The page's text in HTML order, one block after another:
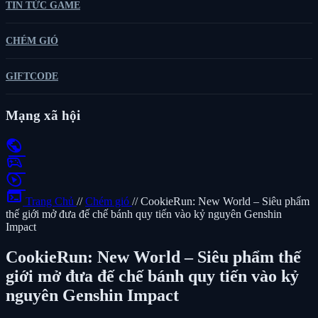
TIN TỨC GAME
CHÉM GIÓ
GIFTCODE
Mạng xã hội
public
sports_esports
play_circle
terminal Trang Chủ // Chém gió // CookieRun: New World – Siêu phẩm
thế giới mở đưa đế chế bánh quy tiến vào kỷ nguyên Genshin
Impact
CookieRun: New World – Siêu phẩm thế
giới mở đưa đế chế bánh quy tiến vào kỷ
nguyên Genshin Impact